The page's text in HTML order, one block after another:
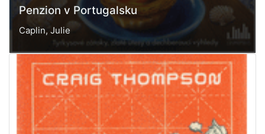
Penzion v Portugalsku
Caplin, Julie